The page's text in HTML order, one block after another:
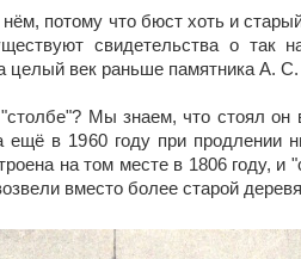
потому что бюст хоть и
свидетельства о так
целый век раньше памятника А.
Мы знаем, что стоял он
ещё в 1960 году при продлении
на том месте в 1806 году, и
вместо более старой